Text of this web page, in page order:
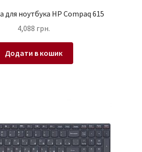
для ноутбука HP Compaq 615
4,088 грн.
Додати в кошик